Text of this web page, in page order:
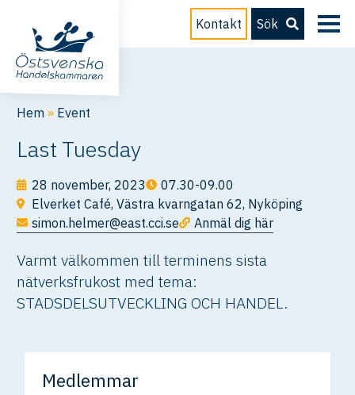
Kontakt Sök
Hem » Event
Last Tuesday
28 november, 2023
07.30-09.00
Elverket Café, Västra kvarngatan 62, Nyköping
simon.helmer@east.cci.se
Anmäl dig här
Varmt välkommen till terminens sista
nätverksfrukost med tema:
STADSDELSUTVECKLING OCH HANDEL.
Medlemmar